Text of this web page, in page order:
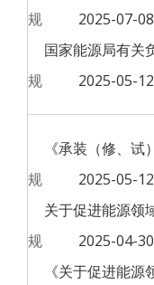
规
2025-07-08
规
2025-05-12
规
2025-05-12
规
2025-04-30